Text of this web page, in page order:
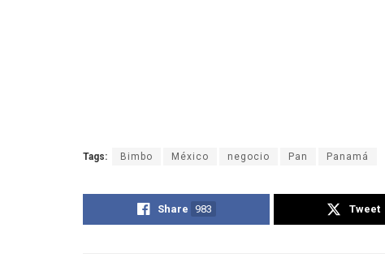
Tags: Bimbo México negocio Pan Panamá
Share 983 Tweet